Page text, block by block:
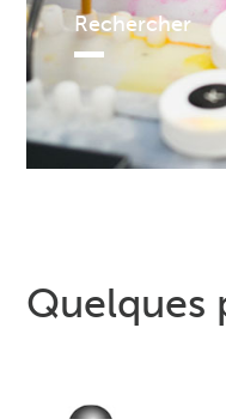
Rechercher
Quelques